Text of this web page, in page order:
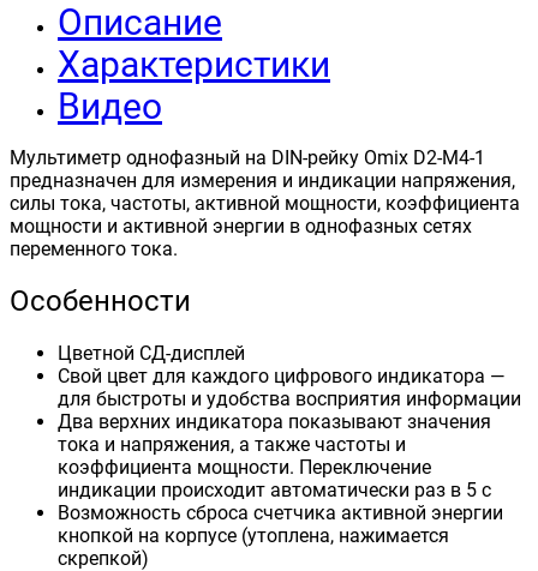
Описание
Характеристики
Видео
Мультиметр однофазный на DIN-рейку Omix D2-M4-1
предназначен для измерения и индикации напряжения,
силы тока, частоты, активной мощности, коэффициента
мощности и активной энергии в однофазных сетях
переменного тока.
Особенности
Цветной СД-дисплей
Свой цвет для каждого цифрового индикатора —
для быстроты и удобства восприятия информации
Два верхних индикатора показывают значения
тока и напряжения, а также частоты и
коэффициента мощности. Переключение
индикации происходит автоматически раз в 5 с
Возможность сброса счетчика активной энергии
кнопкой на корпусе (утоплена, нажимается
скрепкой)